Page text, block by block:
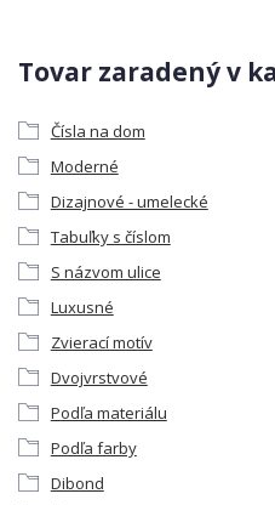
Tovar zaradený v
Čísla na dom
Moderné
Dizajnové - umelecké
Tabuľky s číslom
S názvom ulice
Luxusné
Zvierací motív
Dvojvrstvové
Podľa materiálu
Podľa farby
Dibond